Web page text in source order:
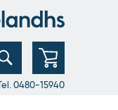
0480-15940